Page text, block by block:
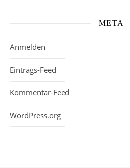
META
Anmelden
Eintrags-Feed
Kommentar-Feed
WordPress.org